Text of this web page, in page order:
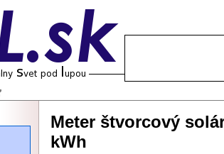
Meter štvorcový
kWh